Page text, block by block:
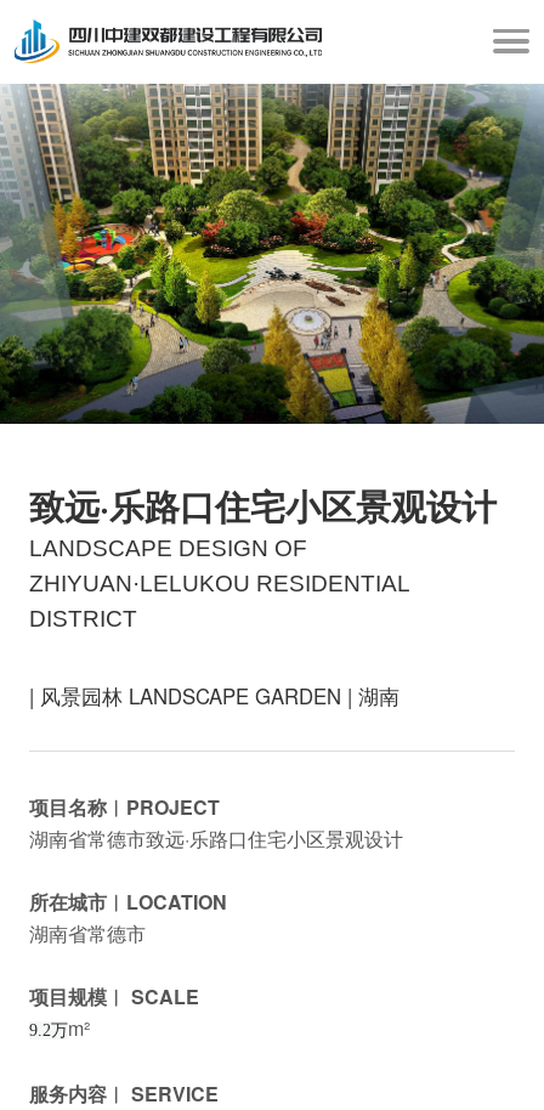
致远·乐路口住宅小区景观设计
LANDSCAPE DESIGN OF
ZHIYUAN·LELUKOU RESIDENTIAL
DISTRICT
| 风景园林 LANDSCAPE GARDEN | 湖南
项目名称︱PROJECT
湖南省常德市致远·乐路口住宅小区景观设计
所在城市︱LOCATION
湖南省常德市
项目规模︱ SCALE
9.2万m²
服务内容︱ SERVICE